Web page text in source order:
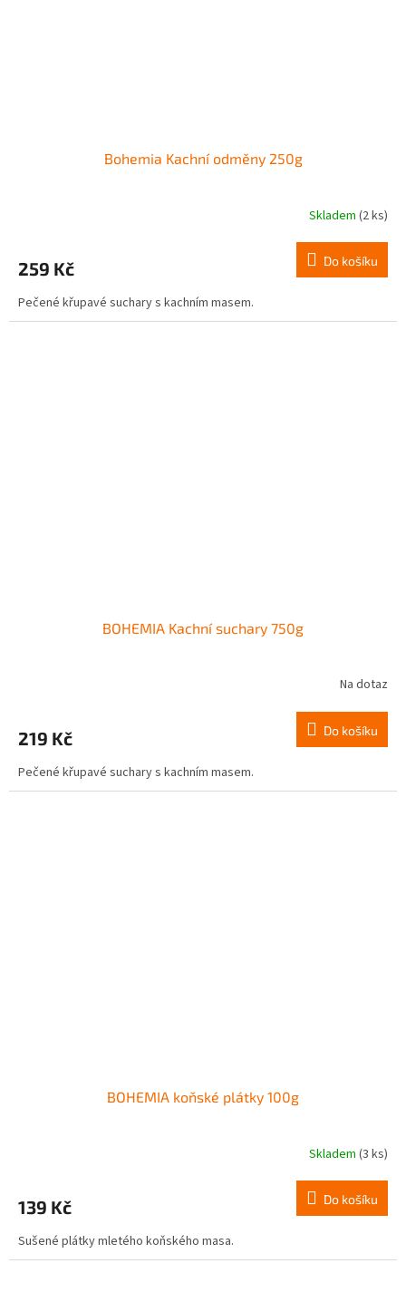
Bohemia Kachní odměny 250g
Skladem (2 ks)
259 Kč Do košíku
Pečené křupavé suchary s kachním masem.
BOHEMIA Kachní suchary 750g
Na dotaz
219 Kč Do košíku
Pečené křupavé suchary s kachním masem.
BOHEMIA koňské plátky 100g
Skladem (3 ks)
139 Kč Do košíku
Sušené plátky mletého koňského masa.